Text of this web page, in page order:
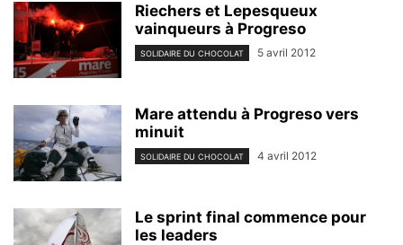
Riechers et Lepesqueux
vainqueurs à Progreso
SOLIDAIRE DU CHOCOLAT 5 avril 2012
Mare attendu à Progreso vers
minuit
SOLIDAIRE DU CHOCOLAT 4 avril 2012
Le sprint final commence pour
les leaders